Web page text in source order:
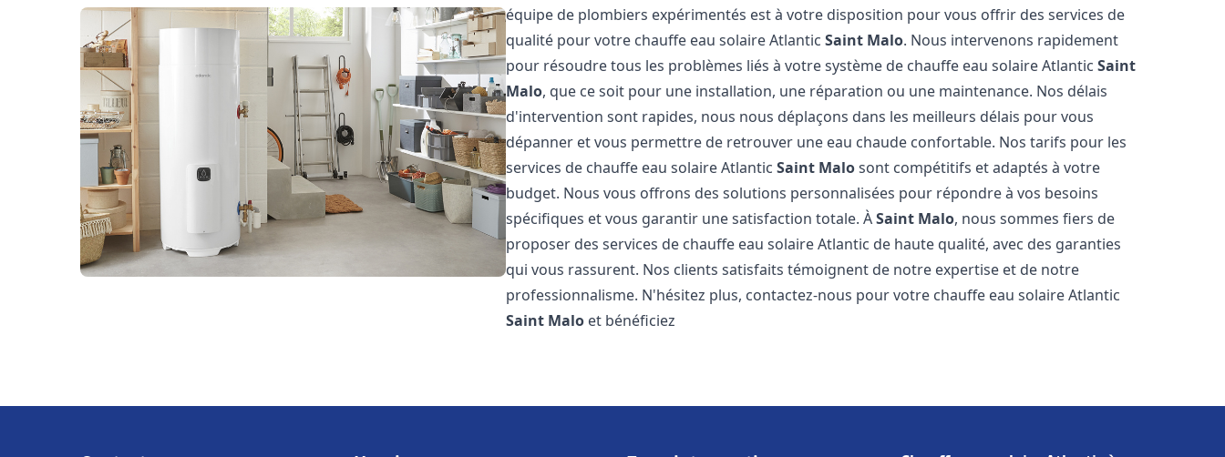
équipe de plombiers expérimentés est à votre disposition pour vous offrir des services de
qualité pour votre chauffe eau solaire AtlanticSaint Malo. Nous intervenons rapidement
pour résoudre tous les problèmes liés à votre système de chauffe eau solaire AtlanticSaint
Malo, que ce soit pour une installation, une réparation ou une maintenance. Nos délais
d'intervention sont rapides, nous nous déplaçons dans les meilleurs délais pour vous
dépanner et vous permettre de retrouver une eau chaude confortable. Nos tarifs pour les
services de chauffe eau solaire AtlanticSaint Malosont compétitifs et adaptés à votre
budget. Nous vous offrons des solutions personnalisées pour répondre à vos besoins
spécifiques et vous garantir une satisfaction totale. ÀSaint Malo, nous sommes fiers de
proposer des services de chauffe eau solaire Atlantic de haute qualité, avec des garanties
qui vous rassurent. Nos clients satisfaits témoignent de notre expertise et de notre
professionnalisme. N'hésitez plus, contactez-nous pour votre chauffe eau solaire Atlantic
Saint Malo et bénéficiez